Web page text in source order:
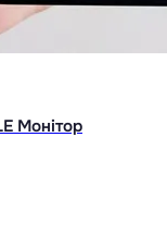
Монітор